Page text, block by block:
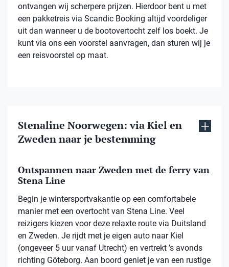
ontvangen wij scherpere prijzen. Hierdoor bent u met
een pakketreis via Scandic Booking altijd voordeliger
uit dan wanneer u de bootovertocht zelf los boekt. Je
kunt via ons een voorstel aanvragen, dan sturen wij je
een reisvoorstel op maat.
Stenaline Noorwegen: via Kiel en
Zweden naar je bestemming
Ontspannen naar Zweden met de ferry van
Stena Line
Begin je wintersportvakantie op een comfortabele
manier met een overtocht van Stena Line. Veel
reizigers kiezen voor deze relaxte route via Duitsland
en Zweden. Je rijdt met je eigen auto naar Kiel
(ongeveer 5 uur vanaf Utrecht) en vertrekt ’s avonds
richting Göteborg. Aan boord geniet je van een rustige